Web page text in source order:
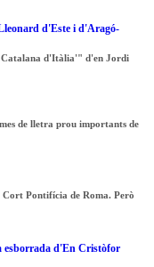
d'Este i d'Aragó-
d'Itàlia'" d'en Jordi
de lletra prou importants de
Pontifícia de Roma. Però
esborrada d'En Cristòfor